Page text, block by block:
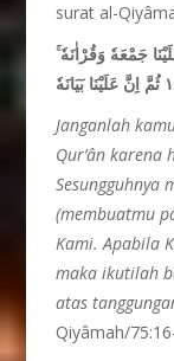
surat al-
لِتَعْجَلَ بِهٖۗ ١٦ اِنَّ عَلَيْنَا جَمْعَهٗ وَقُرْاٰنَهٗ
Janganlah
Qur’ân karena
Sesungguhnya
(membuatmu
Kami. Apabila
maka ikutilah
atas
Qiyâmah/